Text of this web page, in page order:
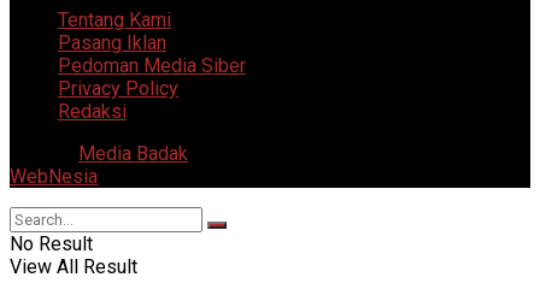
Tentang Kami
Pasang Iklan
Pedoman Media Siber
Privacy Policy
Redaksi
Media Badak
WebNesia
No Result
View All Result